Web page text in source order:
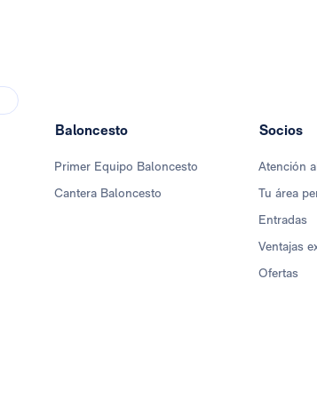
Baloncesto
Primer Equipo Baloncesto
Cantera Baloncesto
Socios
Atención
Tu área
Entradas
Ventajas
Ofertas